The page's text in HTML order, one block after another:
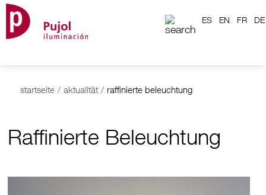
ES EN FR DE
startseite / aktualität / raffinierte beleuchtung
Raffinierte Beleuchtung